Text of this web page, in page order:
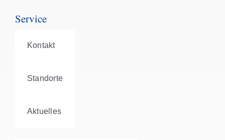
Service
Kontakt
Standorte
Aktuelles